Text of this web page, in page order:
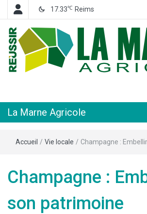
17.33℃ Reims
La Marne Agricole
Accueil / Vie locale / Champagne :
Champagne :
son patrimoine